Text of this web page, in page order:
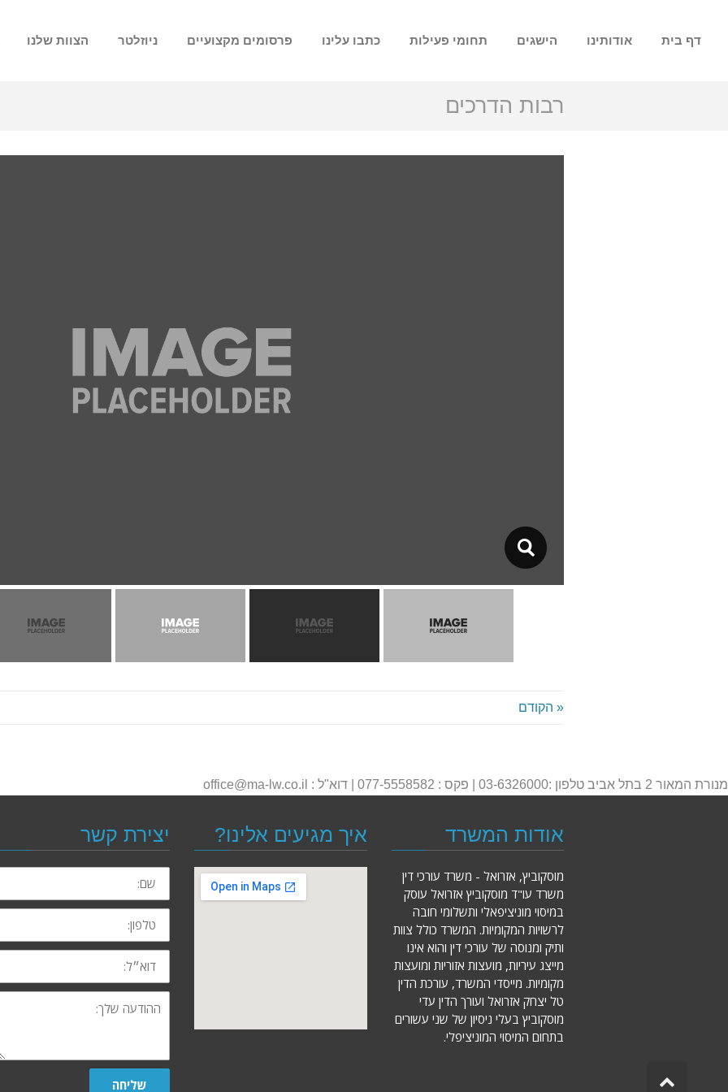
דף בית אודותינו הישגים תחומי פעילות כתבו עלינו פרסומים מקצועיים ניוזלטר הצוות שלנו
רבות הדרכים
« הקודם
מנורת המאור 2 בתל אביב טלפון :03-6326000 | פקס : 077-5558582 | דוא"ל : office@ma-lw.co.il
אודות המשרד
מוסקוביץ, אזרואל - משרד עורכי דין
משרד עו"ד מוסקוביץ אזרואל עוסק
במיסוי מוניציפאלי ותשלומי חובה
לרשויות המקומיות. המשרד כולל צוות
ותיק ומנוסה של עורכי דין והוא אינו
מייצג עיריות, מועצות אזוריות ומועצות
מקומיות. מייסדי המשרד, עורכת הדין
טל יצחק אזרואל ועורך הדין עדי
מוסקוביץ בעלי ניסיון של שני עשורים
בתחום המיסוי המוניציפלי.
איך מגיעים אלינו? יצירת קשר
שם:
טלפון:
דוא״ל:
ההודעה
שלך:
שליחה